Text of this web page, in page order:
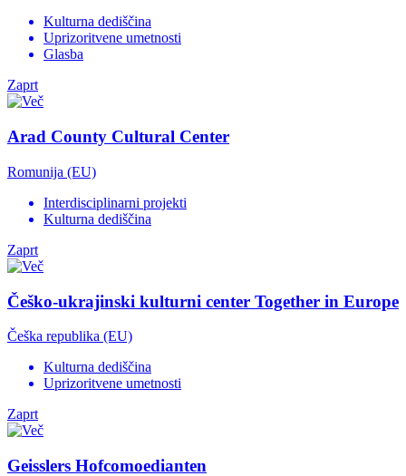
Kulturna dediščina
Uprizoritvene umetnosti
Glasba
Zaprt
Arad County Cultural Center
Romunija (EU)
Interdisciplinarni projekti
Kulturna dediščina
Zaprt
Češko-ukrajinski kulturni center Together in Europe
Češka republika (EU)
Kulturna dediščina
Uprizoritvene umetnosti
Zaprt
Geisslers Hofcomoedianten